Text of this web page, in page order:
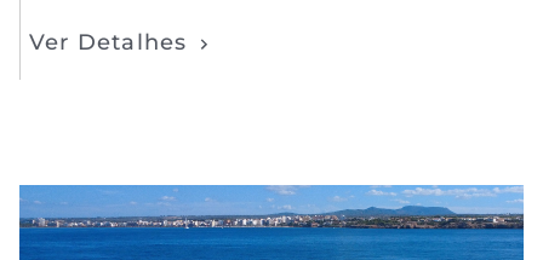
Ver Detalhes